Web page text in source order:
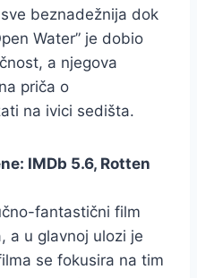
beznadežnija dok
Water” je dobio
a njegova
priča o
na ivici sedišta.
IMDb 5.6, Rotten
fantastični film
a u glavnoj ulozi je
se fokusira na tim